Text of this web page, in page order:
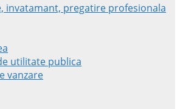
invatamant, pregatire profesionala
utilitate publica
vanzare